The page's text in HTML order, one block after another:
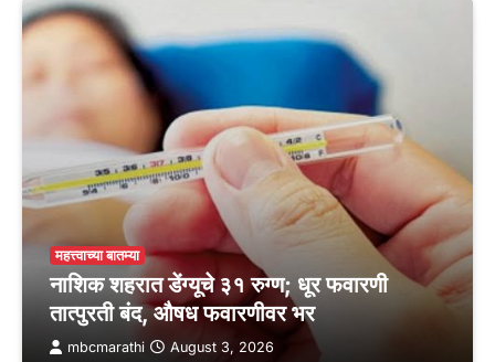
महत्त्वाच्या बातम्या
नाशिक शहरात डेंग्यूचे ३१ रुग्ण; धूर फवारणी
तात्पुरती बंद, औषध फवारणीवर भर
mbcmarathi August 3, 2026